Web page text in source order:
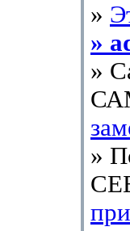
»
»
»
»